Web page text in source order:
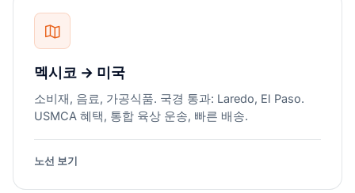
멕시코 → 미국
소비재, 음료, 가공식품. 국경 통과: Laredo, El Paso.
USMCA 혜택, 통합 육상 운송, 빠른 배송.
노선 보기